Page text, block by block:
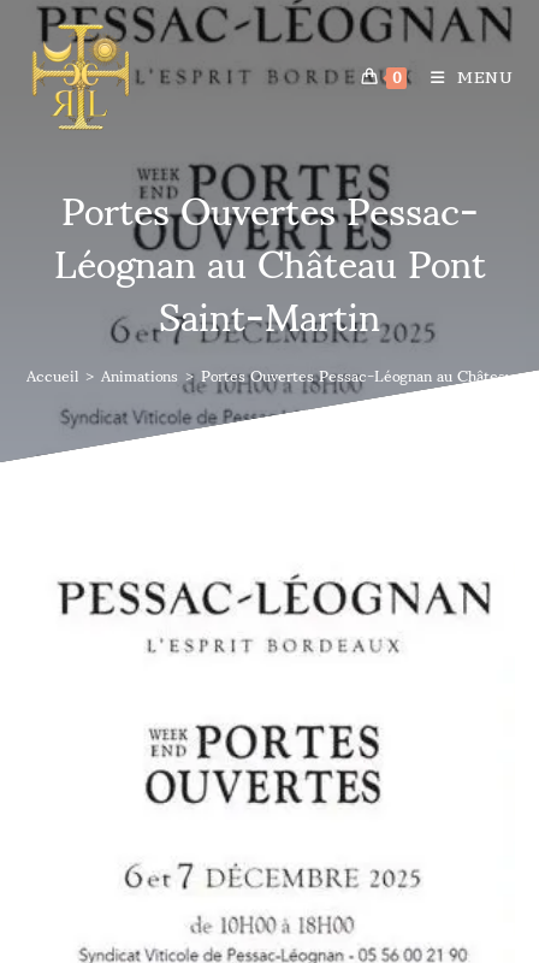
0 MENU
Portes Ouvertes Pessac-
Léognan au Château Pont
Saint-Martin
Accueil>Animations>Portes Ouvertes Pessac-Léognan au Château